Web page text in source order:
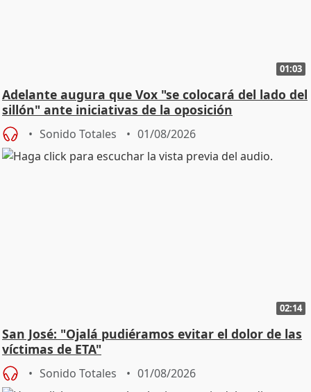
01:03
Adelante augura que Vox "se colocará del lado del
sillón" ante iniciativas de la oposición
Sonido Totales 01/08/2026
02:14
San José: "Ojalá pudiéramos evitar el dolor de las
víctimas de ETA"
Sonido Totales 01/08/2026